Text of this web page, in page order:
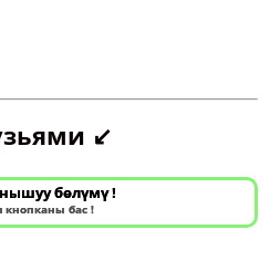
↙️
бөлүмү !
кнопканы бас !